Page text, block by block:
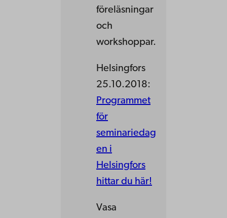
föreläsningar
och
workshoppar.
Helsingfors
25.10.2018:
Programmet
för
seminariedag
en i
Helsingfors
hittar du här!
Vasa